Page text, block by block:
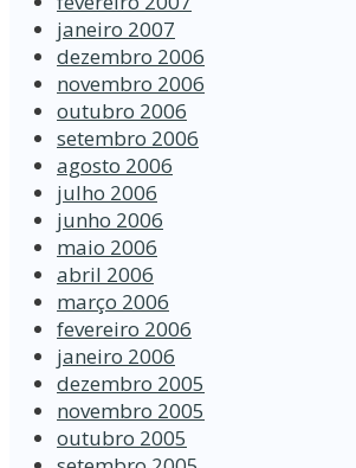
janeiro 2007
dezembro 2006
novembro 2006
outubro 2006
setembro 2006
agosto 2006
julho 2006
junho 2006
maio 2006
abril 2006
março 2006
fevereiro 2006
janeiro 2006
dezembro 2005
novembro 2005
outubro 2005